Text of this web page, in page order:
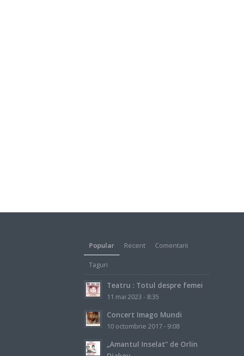
Popular Recent Comentarii
Taguri
Teatru : Totul despre femei
11 mai 2023 - 8:35
Concert Imago Mundi
10 octombrie 2017 - 9:08
„Amantul Inselat” de Orlin